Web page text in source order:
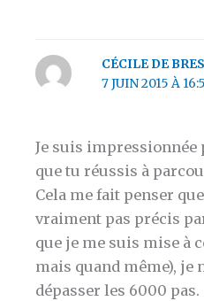
CÉCILE DE
7 JUIN 2015 À
Je suis impressionnée
que tu réussis à
Cela me fait penser
vraiment pas précis
que je me suis mise à
mais quand même), je
dépasser les 6000 pas.